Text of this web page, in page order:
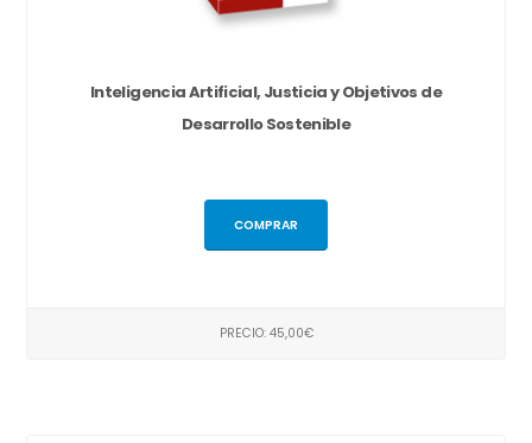
Inteligencia Artificial, Justicia y Objetivos de
Desarrollo Sostenible
COMPRAR
PRECIO: 45,00€